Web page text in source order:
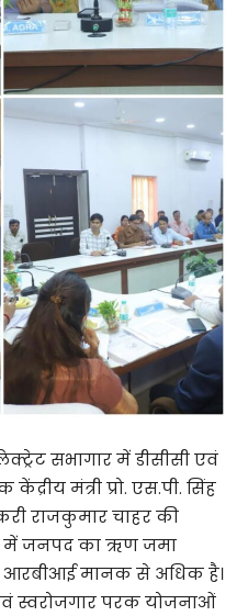
सभागार में डीसीसी एवं
मंत्री प्रो. एस.पी. सिंह
राजकुमार चाहर की
में जनपद का ऋण जमा
आरबीआई मानक से अधिक है।
स्वरोजगार परक योजनाओं